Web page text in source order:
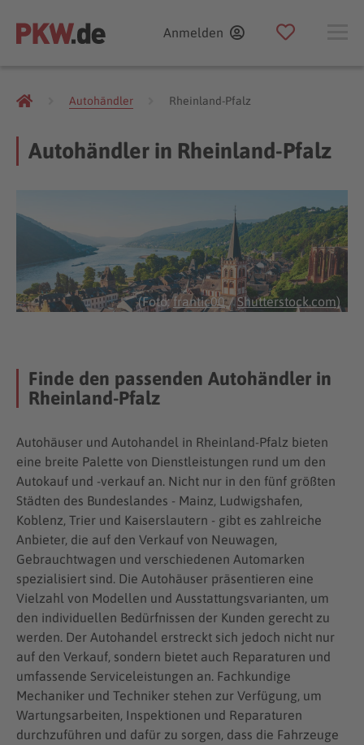
Anmelden
Autohändler Rheinland-Pfalz
Autohändler in Rheinland-Pfalz
(Foto:frantic00/Shutterstock.com)
Finde den passenden Autohändler in
Rheinland-Pfalz
Autohäuser und Autohandel in Rheinland-Pfalz bieten
eine breite Palette von Dienstleistungen rund um den
Autokauf und -verkauf an. Nicht nur in den fünf größten
Städten des Bundeslandes - Mainz, Ludwigshafen,
Koblenz, Trier und Kaiserslautern - gibt es zahlreiche
Anbieter, die auf den Verkauf von Neuwagen,
Gebrauchtwagen und verschiedenen Automarken
spezialisiert sind. Die Autohäuser präsentieren eine
Vielzahl von Modellen und Ausstattungsvarianten, um
den individuellen Bedürfnissen der Kunden gerecht zu
werden. Der Autohandel erstreckt sich jedoch nicht nur
auf den Verkauf, sondern bietet auch Reparaturen und
umfassende Serviceleistungen an. Fachkundige
Mechaniker und Techniker stehen zur Verfügung, um
Wartungsarbeiten, Inspektionen und Reparaturen
durchzuführen und dafür zu sorgen, dass die Fahrzeuge